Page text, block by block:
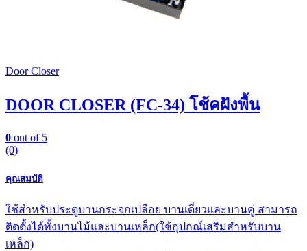
Door Closer
DOOR CLOSER (FC-34) โช้คฝังพื้น
0 out of 5
(0)
คุณสมบัติ
ใช้สำหรับประตูบานกระจกเปลือย บานเดี่ยวและบานคู่ สามารถ
ติดตั้งได้ทั้งบานไม้และบานเหล็ก(ใช้อุปกณ์เสริมสำหรับบาน
เหล็ก)